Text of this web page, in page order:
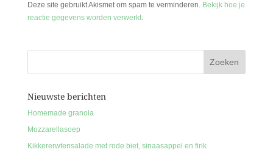
Deze site gebruikt Akismet om spam te verminderen. Bekijk hoe je
reactie gegevens worden verwerkt.
Nieuwste berichten
Homemade granola
Mozzarellasoep
Kikkererwtensalade met rode biet, sinaasappel en firik